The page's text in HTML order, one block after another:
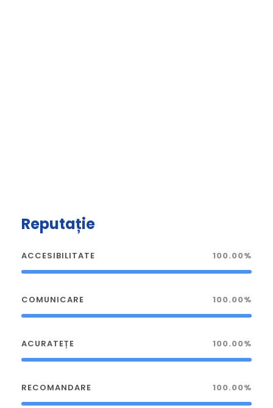
Reputație
ACCESIBILITATE 100.00%
COMUNICARE 100.00%
ACURATEȚE 100.00%
RECOMANDARE 100.00%